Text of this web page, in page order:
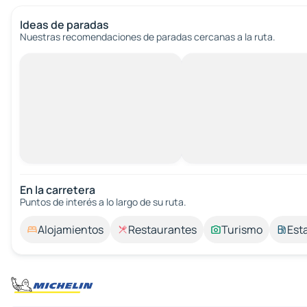
Ideas de paradas
Nuestras recomendaciones de paradas cercanas a la ruta.
En la carretera
Puntos de interés a lo largo de su ruta.
Alojamientos Restaurantes Turismo